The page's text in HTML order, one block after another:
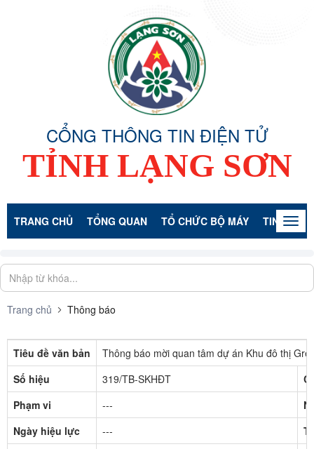
CỔNG THÔNG TIN ĐIỆN TỬ
TỈNH LẠNG SƠN
TRANG CHỦ TỔNG QUAN TỔ CHỨC BỘ MÁY TIN TỨC -
Trang chủ Thông báo
Tiêu đề văn bản
Thông báo mời quan tâm dự án Khu đô thị
Số hiệu
319/TB-SKHĐT
Phạm vi
---
Ngày hiệu lực
---